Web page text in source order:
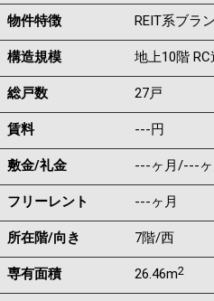
物件特徴 REIT系ブラ
構造規模 地上10階 RC
総戸数 27戸
賃料 ---円
敷金/礼金 ---ヶ月/---ヶ
フリーレント ---ヶ月
所在階/向き 7階/西
専有面積 26.46m2